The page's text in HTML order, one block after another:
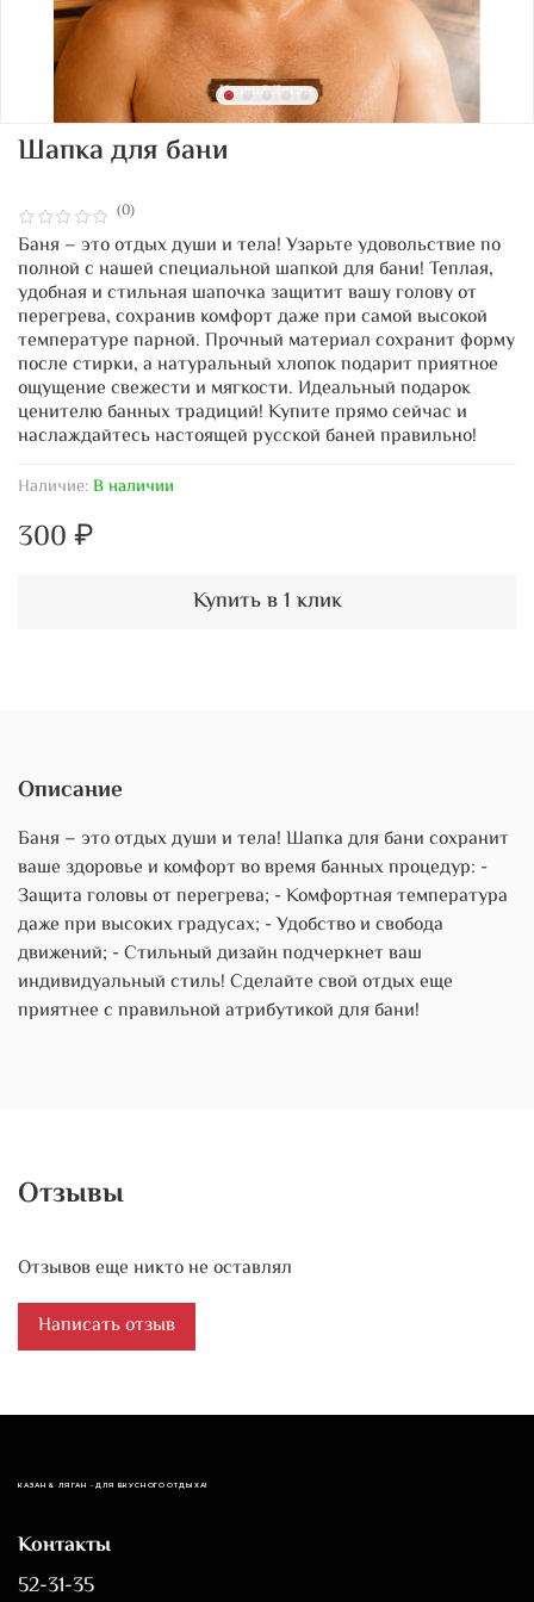
(0)
Наличие:В наличии
Шапка для бани
300 ₽
Купить в 1 клик
Баня – это отдых души и тела! Узарьте удовольствие по
полной с нашей специальной шапкой для бани! Теплая,
удобная и стильная шапочка защитит вашу голову от
перегрева, сохранив комфорт даже при самой высокой
температуре парной. Прочный материал сохранит форму
после стирки, а натуральный хлопок подарит приятное
ощущение свежести и мягкости. Идеальный подарок
ценителю банных традиций! Купите прямо сейчас и
наслаждайтесь настоящей русской баней правильно!
Описание
Баня – это отдых души и тела! Шапка для бани сохранит
ваше здоровье и комфорт во время банных процедур: -
Защита головы от перегрева; - Комфортная температура
даже при высоких градусах; - Удобство и свобода
движений; - Стильный дизайн подчеркнет ваш
индивидуальный стиль! Сделайте свой отдых еще
приятнее с правильной атрибутикой для бани!
Отзывы
Отзывов еще никто не оставлял
Написать отзыв
КАЗАН & ЛЯГАН - ДЛЯ ВКУСНОГО ОТДЫХА!
Контакты
52-31-35